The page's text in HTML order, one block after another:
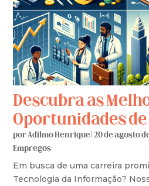
Descubra as
Oportunidades de
porAdilmo Henrique |20 de agosto de
Empregos
Em busca de uma carreira
Tecnologia da Informação?